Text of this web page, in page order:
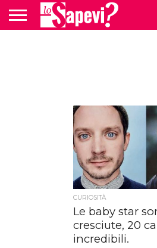
CURIOSITÀ
Le baby star
cresciute, 20
incredibili.